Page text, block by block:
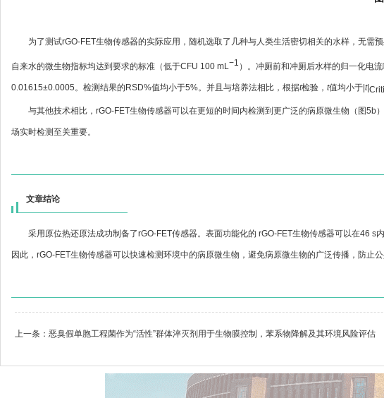
为了测试rGO-FET生物传感器的实际应用，随机选取了几种与人类生活密切相关的水样，无
自来水的微生物指标均达到要求的标准（低于CFU 100 mL−1 ）。冲厕前和冲厕后水样的归一化电
0.01615±0.0005。检测结果的RSD%值均小于5%。并且与培养法相比，根据t检验， t值均小于| t|
与其他技术相比，rGO-FET生物传感器可以在更短的时间内检测到更广泛的病原微生物（图
场实时检测至关重要。
文章结论
采用原位热还原法成功制备了rGO-FET传感器。表面功能化的 rGO-FET生物传感器可以在46 s
因此，rGO-FET生物传感器可以快速检测环境中的病原微生物，避免病原微生物的广泛传播，防止公
上一条： 恶臭假单胞工程菌作为“活性”群体淬灭剂用于生物膜控制，苯系物降解及其环境风险评估